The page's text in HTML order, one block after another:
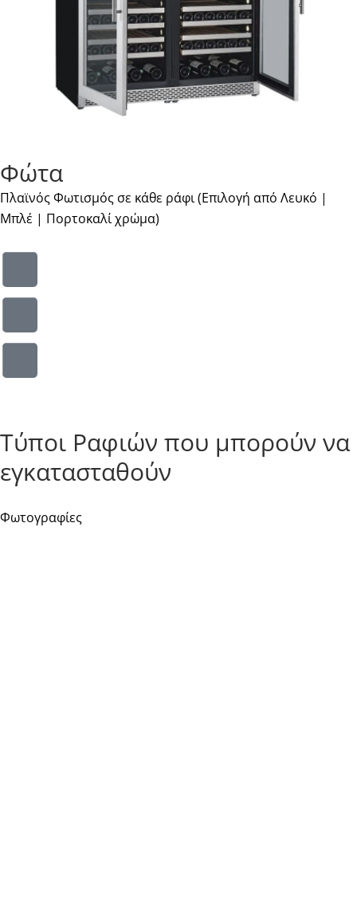
Φώτα
Πλαϊνός Φωτισμός σε κάθε ράφι (Επιλογή από Λευκό |
Μπλέ | Πορτοκαλί χρώμα)
Τύποι Ραφιών που μπορούν να
εγκατασταθούν
Φωτογραφίες